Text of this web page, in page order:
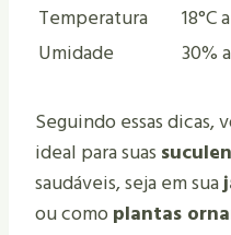
Temperatura
18°C
Umidade
30%
Seguindo essas dicas,
ideal para suas
saudáveis, seja em sua
ou comoplantas